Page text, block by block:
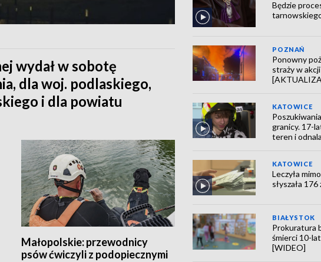
wydał w sobotę
dla woj. podlaskiego,
i dla powiatu
Małopolskie: przewodnicy
psów ćwiczyli z podopiecznymi
Będzie
POZNAŃ
Ponowny
straży w akcji
KATOWICE
granicy. 17-
teren i
KATOWICE
Leczyła
słyszała
BIAŁYSTOK
Prokuratura
śmierci 10-
[WIDEO]